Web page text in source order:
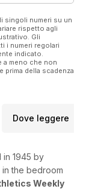
singoli numeri su un
rispetto agli
Gli
i numeri regolari
indicato.
a meno che non
prima della scadenza
Dove leggere
1945 by
the bedroom
Weekly